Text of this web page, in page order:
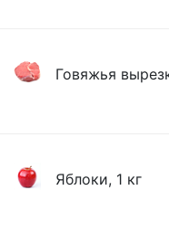
Говяжья
Яблоки, 1 кг